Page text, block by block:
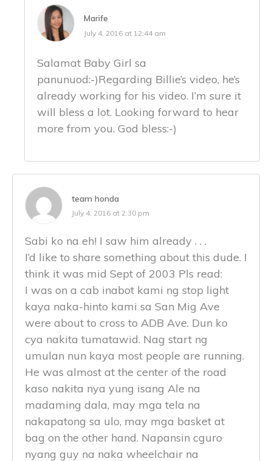
Marife
July 4, 2016 at 12:44 am
Salamat Baby Girl sa
panunuod:-)Regarding Billie’s video, he’s
already working for his video. I’m sure it
will bless a lot. Looking forward to hear
more from you. God bless:-)
team honda
July 4, 2016 at 2:30 pm
Sabi ko na eh! I saw him already . . .
I’d like to share something about this dude. I
think it was mid Sept of 2003 Pls read:
I was on a cab inabot kami ng stop light
kaya naka-hinto kami sa San Mig Ave
were about to cross to ADB Ave. Dun ko
cya nakita tumatawid. Nag start ng
umulan nun kaya most people are running.
He was almost at the center of the road
kaso nakita nya yung isang Ale na
madaming dala, may mga tela na
nakapatong sa ulo, may mga basket at
bag on the other hand. Napansin cguro
nyang guy na naka wheelchair na